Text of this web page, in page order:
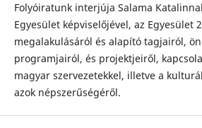
Folyóiratunk interjúja Salama
Egyesület képviselőjével, az Egyesület
megalakulásáról és alapító tagjairól,
programjairól, és projektjeiről,
magyar szervezetekkel, illetve a
azok népszerűségéről.